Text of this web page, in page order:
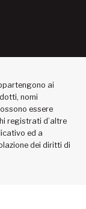
ai
nomi
essere
registrati d’altre
ed a
dei diritti di